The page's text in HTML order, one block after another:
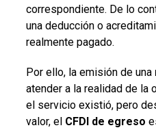
correspondiente. De lo
una deducción o
realmente pagado.
Por ello, la emisión de una
atender a la realidad de la
el servicio existió, pero
valor, el CFDI de egreso